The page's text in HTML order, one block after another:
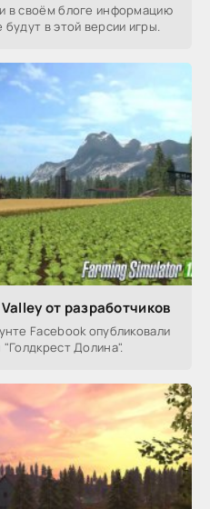
в своём блоге информацию
в этой версии игры.
от разработчиков
Facebook опубликовали
Долина".